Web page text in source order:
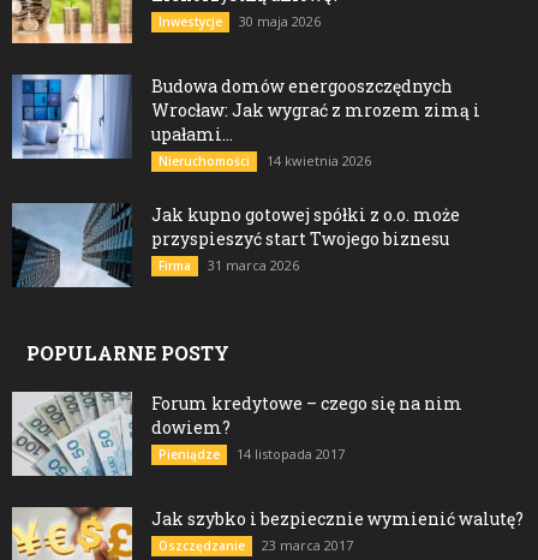
Inwestycje 30 maja 2026
Budowa domów energooszczędnych
Wrocław: Jak wygrać z mrozem zimą i
upałami...
Nieruchomości 14 kwietnia 2026
Jak kupno gotowej spółki z o.o. może
przyspieszyć start Twojego biznesu
Firma 31 marca 2026
POPULARNE POSTY
Forum kredytowe – czego się na nim
dowiem?
Pieniądze 14 listopada 2017
Jak szybko i bezpiecznie wymienić walutę?
Oszczędzanie 23 marca 2017